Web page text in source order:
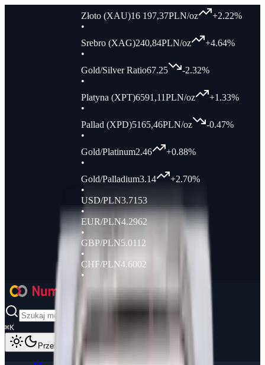
Złoto (XAU)16 197,37PLN/oz +2.22%
Srebro (XAG)240,84PLN/oz +4.64%
Gold/Silver Ratio67.25 -2.32%
Platyna (XPT)6591,11PLN/oz +1.33%
Pallad (XPD)5165,46PLN/oz -0.47%
Gold/Platinum2.46 +0.88%
Gold/Palladium3.14 +2.70%
3.7153
EUR/PLN4.2962
GBP/PLN
5.0112
CHF/PLN
4.6002
⌘K
Przełącz motyw